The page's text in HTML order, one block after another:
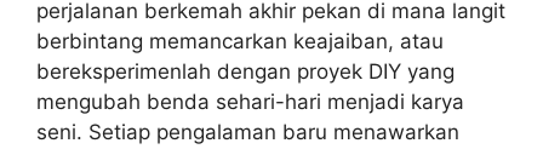
perjalanan berkemah akhir pekan di mana langit
berbintang memancarkan keajaiban, atau
bereksperimenlah dengan proyek DIY yang
mengubah benda sehari-hari menjadi karya
seni. Setiap pengalaman baru menawarkan